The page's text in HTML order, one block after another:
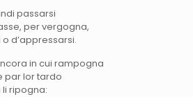
passarsi
per vergogna,
d’appressarsi.
in cui rampogna
par lor tardo
ripogna: